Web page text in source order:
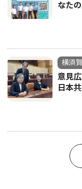
なた
横須
意見
日本